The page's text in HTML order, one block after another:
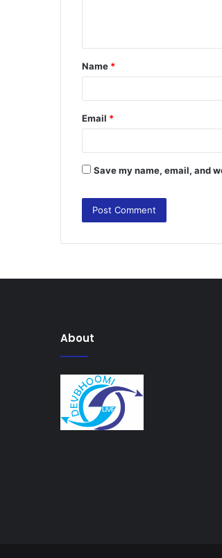
t
*
Name *
Email *
Save my name, email, and
About